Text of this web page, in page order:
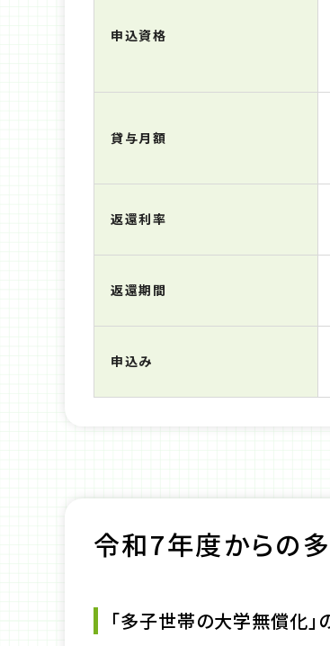
申込資格
貸与月額
返還利率
返還期間
申込み
令和7年度からの
「多子世帯の大学無償化